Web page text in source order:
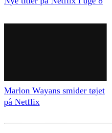
Marlon Wayans smider tøjet
på Netflix